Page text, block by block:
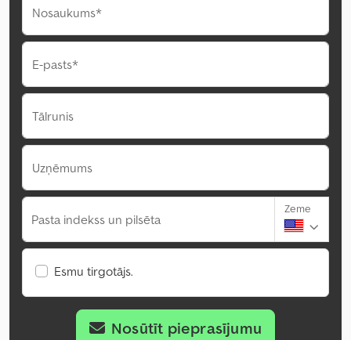
Nosaukums*
E-pasts*
Tālrunis
Uzņēmums
Pasta indekss un pilsēta
Zeme
Esmu tirgotājs.
Nosūtīt pieprasījumu